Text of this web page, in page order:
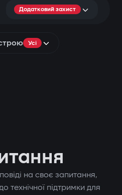
Додатковий захист
Усі
на своє запитання,
технічної підтримки для